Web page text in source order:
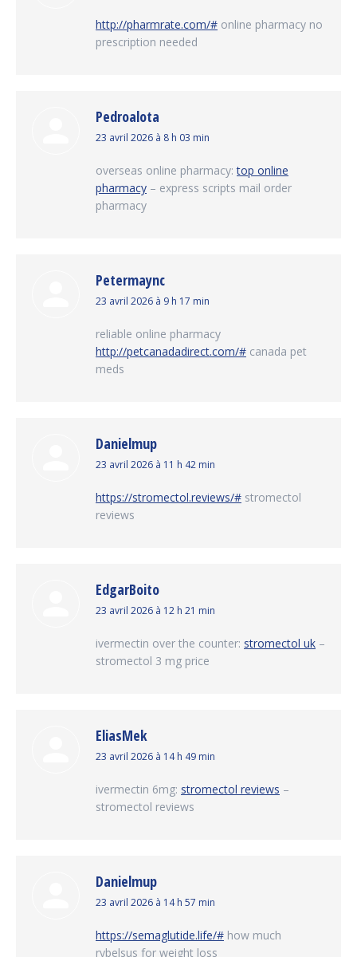
http://pharmrate.com/# online pharmacy no
prescription needed
Pedroalota
dit
23 avril 2026 à 8 h 03 min
overseas online pharmacy:top online
pharmacy – express scripts mail order
pharmacy
Petermaync
dit
23 avril 2026 à 9 h 17 min
reliable online pharmacy
http://petcanadadirect.com/# canada pet
meds
Danielmup
dit
23 avril 2026 à 11 h 42 min
https://stromectol.reviews/# stromectol
reviews
EdgarBoito
dit
23 avril 2026 à 12 h 21 min
ivermectin over the counter: stromectol uk –
stromectol 3 mg price
EliasMek
dit
23 avril 2026 à 14 h 49 min
ivermectin 6mg: stromectol reviews –
stromectol reviews
Danielmup
dit
23 avril 2026 à 14 h 57 min
https://semaglutide.life/# how much
rybelsus for weight loss